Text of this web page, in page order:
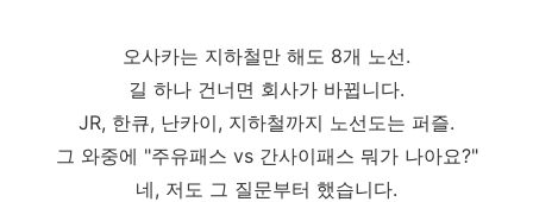
오사카는 지하철만 해도 8개 노선.
길 하나 건너면 회사가 바뀝니다.
JR, 한큐, 난카이, 지하철까지 노선도는 퍼즐.
그 와중에 "주유패스 vs 간사이패스 뭐가 나아요?"
네, 저도 그 질문부터 했습니다.